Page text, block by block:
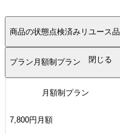
商品の状態点検済みリユース品
プラン 月額制プラン 閉じる
月額制プラン
7,800円 月額